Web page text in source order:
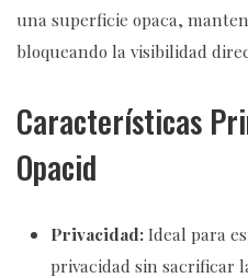
una superficie opaca,
bloqueando la visibilidad
Características
Opacid
Privacidad:Ideal para
privacidad sin sacrificar